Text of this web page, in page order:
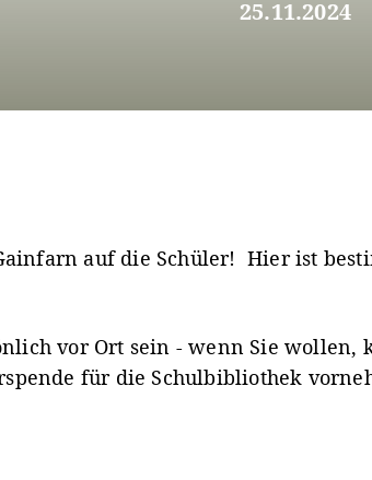
25.11.2024
auf die Schüler! Hier ist
vor Ort sein - wenn Sie wollen,
für die Schulbibliothek